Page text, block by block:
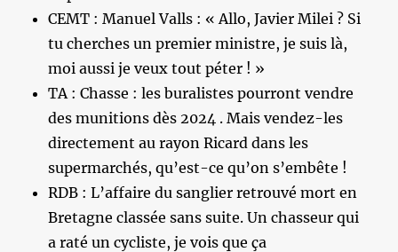
CEMT : Manuel Valls : « Allo, Javier Milei ? Si
tu cherches un premier ministre, je suis là,
moi aussi je veux tout péter ! »
TA : Chasse : les buralistes pourront vendre
des munitions dès 2024 . Mais vendez-les
directement au rayon Ricard dans les
supermarchés, qu’est-ce qu’on s’embête !
RDB : L’affaire du sanglier retrouvé mort en
Bretagne classée sans suite. Un chasseur qui
a raté un cycliste, je vois que ça